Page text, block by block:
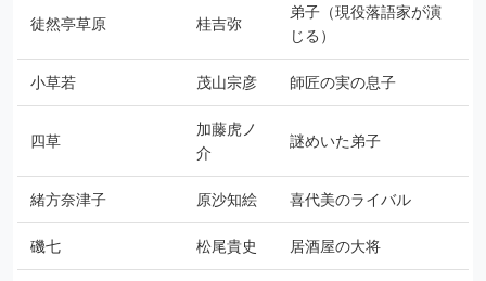
徒然亭草原 桂吉弥
弟子（現役落語家が演
じる）
小草若 茂山宗彦 師匠の実の息子
四草
加藤虎ノ
介
謎めいた弟子
緒方奈津子 原沙知絵 喜代美のライバル
磯七 松尾貴史 居酒屋の大将